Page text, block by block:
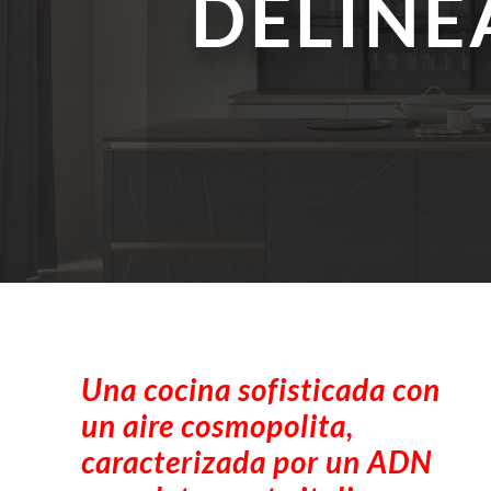
Una cocina sofisticada con
un aire cosmopolita,
caracterizada por un ADN